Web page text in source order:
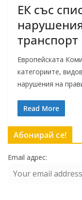
ЕК със
транспорт
Европейската
категориите,
нарушения на
Read More
Абонирай се!
Email адрес: